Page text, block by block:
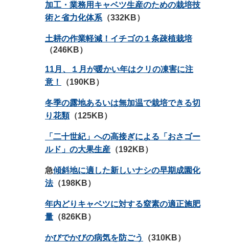
加工・業務用キャベツ生産のための栽培技
術と省力化体系 （332KB）
土耕の作業軽減！イチゴの１条疎植栽培
（246KB）
11月、１月が暖かい年はクリの凍害に注
意！
（190KB）
冬季の露地あるいは無加温で栽培できる切
り花類（125KB）
「二十世紀」への高接ぎによる「おさゴー
ルド」の大果生産 （192KB）
急傾斜地に適した新しいナシの早期成園化
法（198KB）
年内どりキャベツに対する窒素の適正施肥
量 （826KB）
かびでかびの病気を防ごう （310KB）